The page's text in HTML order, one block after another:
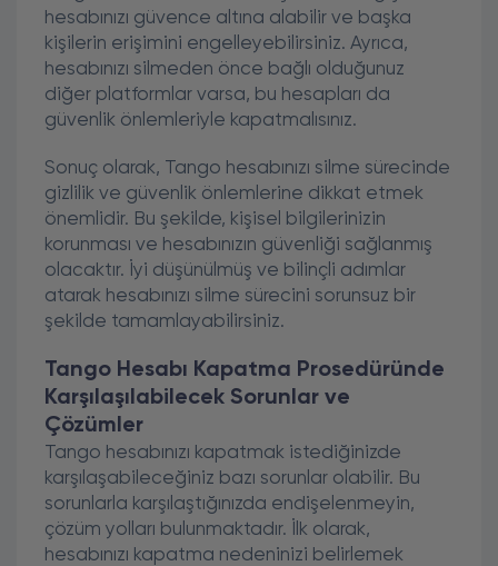
hesabınızı güvence altına alabilir ve başka
kişilerin erişimini engelleyebilirsiniz. Ayrıca,
hesabınızı silmeden önce bağlı olduğunuz
diğer platformlar varsa, bu hesapları da
güvenlik önlemleriyle kapatmalısınız.
Sonuç olarak, Tango hesabınızı silme sürecinde
gizlilik ve güvenlik önlemlerine dikkat etmek
önemlidir. Bu şekilde, kişisel bilgilerinizin
korunması ve hesabınızın güvenliği sağlanmış
olacaktır. İyi düşünülmüş ve bilinçli adımlar
atarak hesabınızı silme sürecini sorunsuz bir
şekilde tamamlayabilirsiniz.
Tango Hesabı Kapatma Prosedüründe
Karşılaşılabilecek Sorunlar ve
Çözümler
Tango hesabınızı kapatmak istediğinizde
karşılaşabileceğiniz bazı sorunlar olabilir. Bu
sorunlarla karşılaştığınızda endişelenmeyin,
çözüm yolları bulunmaktadır. İlk olarak,
hesabınızı kapatma nedeninizi belirlemek